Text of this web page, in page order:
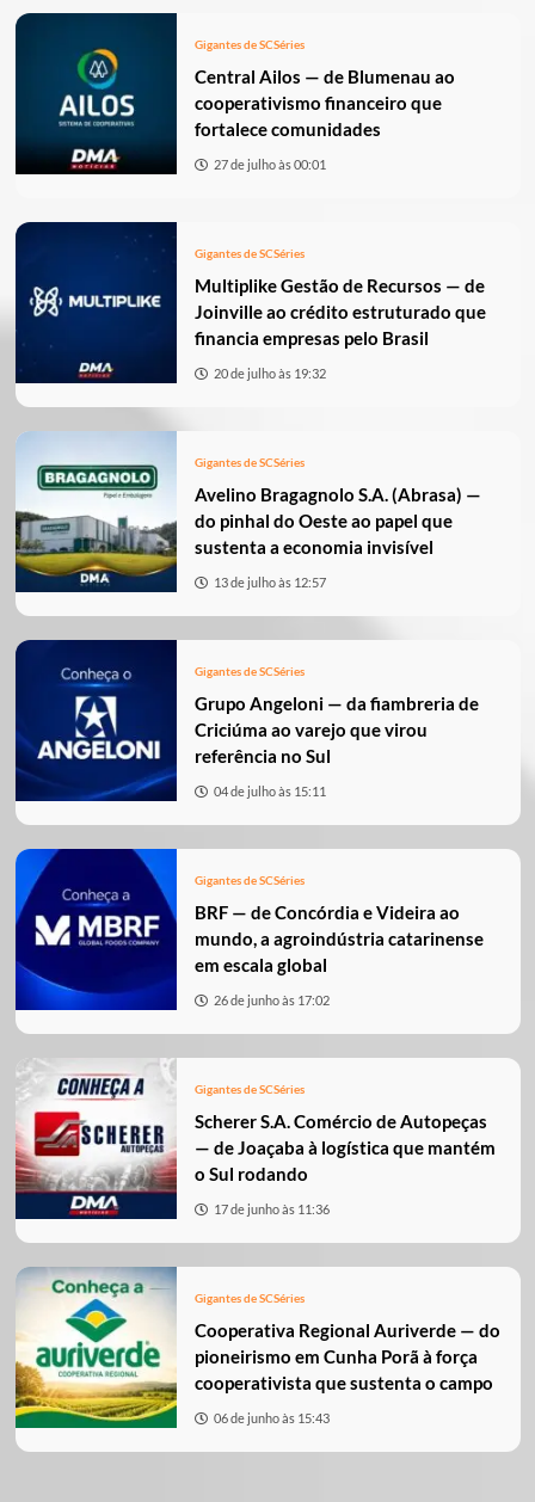
Gigantes de SCSéries
Central Ailos — de Blumenau ao
cooperativismo financeiro que
fortalece comunidades
27 de julho às 00:01
Gigantes de SCSéries
Multiplike Gestão de Recursos — de
Joinville ao crédito estruturado que
financia empresas pelo Brasil
20 de julho às 19:32
Gigantes de SCSéries
Avelino Bragagnolo S.A. (Abrasa) —
do pinhal do Oeste ao papel que
sustenta a economia invisível
13 de julho às 12:57
Gigantes de SCSéries
Grupo Angeloni — da fiambreria de
Criciúma ao varejo que virou
referência no Sul
04 de julho às 15:11
Gigantes de SCSéries
BRF — de Concórdia e Videira ao
mundo, a agroindústria catarinense
em escala global
26 de junho às 17:02
Gigantes de SCSéries
Scherer S.A. Comércio de Autopeças
— de Joaçaba à logística que mantém
o Sul rodando
17 de junho às 11:36
Gigantes de SCSéries
Cooperativa Regional Auriverde — do
pioneirismo em Cunha Porã à força
cooperativista que sustenta o campo
06 de junho às 15:43